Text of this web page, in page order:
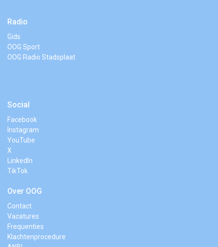
Radio
Gids
OOG Sport
OOG Radio Stadsplaat
Social
Facebook
Instagram
YouTube
X
LinkedIn
TikTok
Over OOG
Contact
Vacatures
Frequenties
Klachtenprocedure